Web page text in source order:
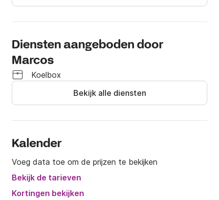
Diensten aangeboden door
Marcos
Koelbox
Bekijk alle diensten
Kalender
Voeg data toe om de prijzen te bekijken
Bekijk de tarieven
Kortingen bekijken